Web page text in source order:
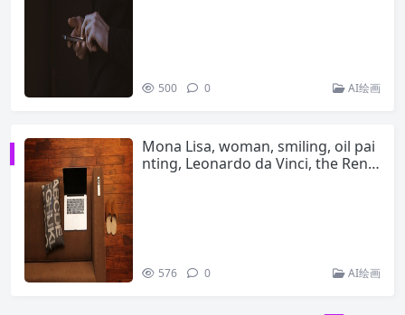
500 0 AI绘画
Mona Lisa, woman, smiling, oil pai
nting, Leonardo da Vinci, the Renai
576 0 AI绘画